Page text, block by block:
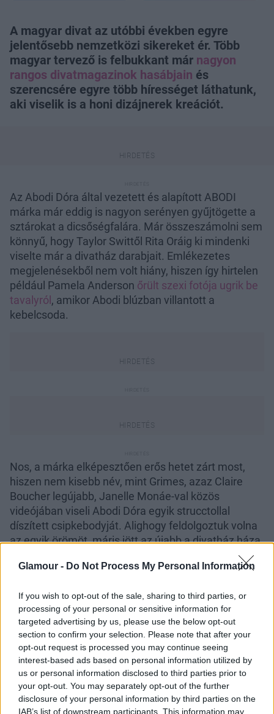
Glamour - Do Not Process My Personal Information
If you wish to opt-out of the sale, sharing to third parties, or
processing of your personal or sensitive information for
targeted advertising by us, please use the below opt-out
section to confirm your selection. Please note that after your
opt-out request is processed you may continue seeing
interest-based ads based on personal information utilized by
us or personal information disclosed to third parties prior to
your opt-out. You may separately opt-out of the further
disclosure of your personal information by third parties on the
IAB’s list of downstream participants. This information may
A magyar divat az utóbbi években egyre
jelentősebb nemzetközi sikereket ér. Több
magyar tervező is felbukkant már nagyon
rangos divatmagazinok hasábjain és
szerencsére egyre több hírességet láthatunk,
aki viselik is a honi dizájnerek kreációt.
Az Abodi Dóra által vezetett és alapított ABODI
márka már eddig is nagyon serényen gyűjtögette a
sztárokat a dicsőségfalára. Már összeszámolni sem
könnyű, hogy Taylor Swittől Rita Oráig ki mindenki
viselte már a divatház darabjait. Emlékezetes
megjelenésekből nem volt hiány, hiszen így hirtelen
például Pamela Anderson őrült szexi fotója ugrik be
tavalyról , amikor Abodi blúzban villantott a
kebelcsoda.
Nos, a márka elképesztően erős hetet zárt most,
hiszen nem kisebb név, mint Grimes, azaz Claire
Boucher legújabb, Janelle Monáe-val közös
videójában viseli Abodi Dóra egyik strucctollal
díszített csipkebodyját. Alighogy feldolgoztuk volna
az egyik örömöt, máris jött az újabb a divatház háza